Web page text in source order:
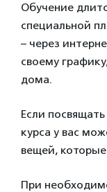
Обучение
специальной
– через
своему
дома.
Если
курса у вас
вещей,
При